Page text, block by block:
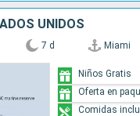
UNIDOS
7 d Miami
Niños Gratis
Oferta en
Comidas